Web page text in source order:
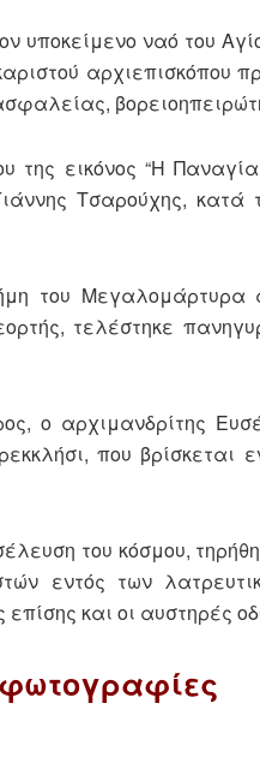
υποκείμενο ναό του
αρχιεπισκόπου
εικόνος “Η
Τσαρούχης, κατά
του Μεγαλομάρτυρα
τελέστηκε
ο αρχιμανδρίτης
που βρίσκεται
του κόσμου,
εντός των
και οι αυστηρές
φωτογραφίες